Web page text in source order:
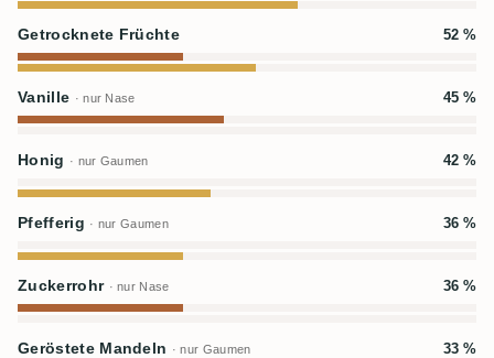
Getrocknete Früchte 52 %
Vanille · nur Nase 45 %
Honig · nur Gaumen 42 %
Pfefferig · nur Gaumen 36 %
Zuckerrohr · nur Nase 36 %
Geröstete Mandeln · nur Gaumen 33 %